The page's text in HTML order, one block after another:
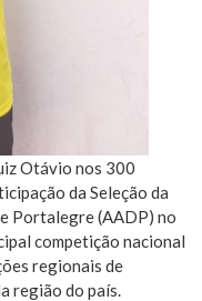
Otávio nos 300
da Seleção da
Portalegre (AADP) no
competição nacional
regionais de
região do país.